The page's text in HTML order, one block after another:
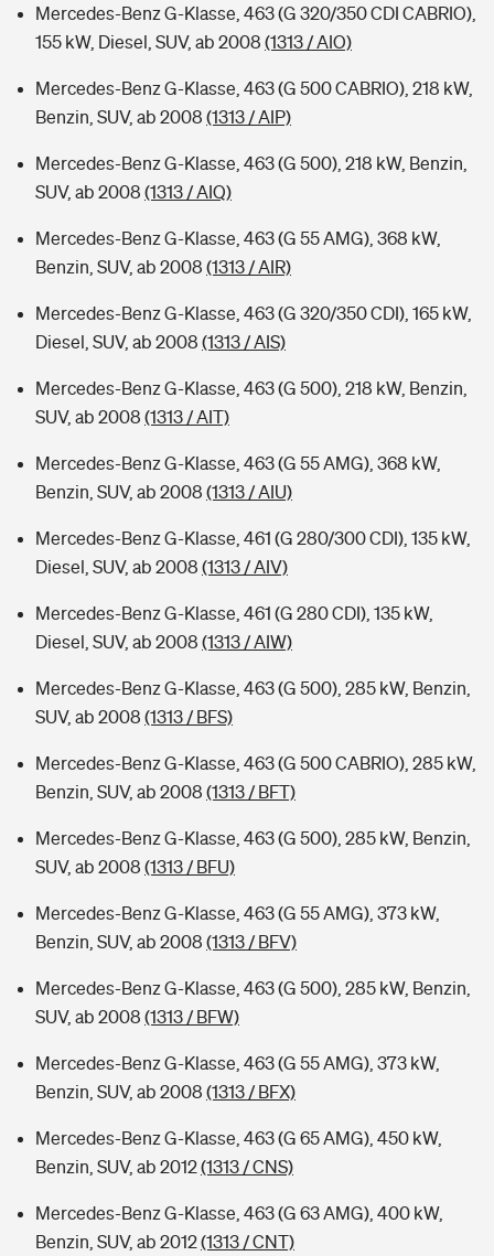
Mercedes-Benz G-Klasse, 463 (G 320/350 CDI CABRIO),
155 kW, Diesel, SUV, ab 2008 (1313 / AIO)
Mercedes-Benz G-Klasse, 463 (G 500 CABRIO), 218 kW,
Benzin, SUV, ab 2008 (1313 / AIP)
Mercedes-Benz G-Klasse, 463 (G 500), 218 kW, Benzin,
SUV, ab 2008 (1313 / AIQ)
Mercedes-Benz G-Klasse, 463 (G 55 AMG), 368 kW,
Benzin, SUV, ab 2008 (1313 / AIR)
Mercedes-Benz G-Klasse, 463 (G 320/350 CDI), 165 kW,
Diesel, SUV, ab 2008 (1313 / AIS)
Mercedes-Benz G-Klasse, 463 (G 500), 218 kW, Benzin,
SUV, ab 2008 (1313 / AIT)
Mercedes-Benz G-Klasse, 463 (G 55 AMG), 368 kW,
Benzin, SUV, ab 2008 (1313 / AIU)
Mercedes-Benz G-Klasse, 461 (G 280/300 CDI), 135 kW,
Diesel, SUV, ab 2008 (1313 / AIV)
Mercedes-Benz G-Klasse, 461 (G 280 CDI), 135 kW,
Diesel, SUV, ab 2008 (1313 / AIW)
Mercedes-Benz G-Klasse, 463 (G 500), 285 kW, Benzin,
SUV, ab 2008 (1313 / BFS)
Mercedes-Benz G-Klasse, 463 (G 500 CABRIO), 285 kW,
Benzin, SUV, ab 2008 (1313 / BFT)
Mercedes-Benz G-Klasse, 463 (G 500), 285 kW, Benzin,
SUV, ab 2008 (1313 / BFU)
Mercedes-Benz G-Klasse, 463 (G 55 AMG), 373 kW,
Benzin, SUV, ab 2008 (1313 / BFV)
Mercedes-Benz G-Klasse, 463 (G 500), 285 kW, Benzin,
SUV, ab 2008 (1313 / BFW)
Mercedes-Benz G-Klasse, 463 (G 55 AMG), 373 kW,
Benzin, SUV, ab 2008 (1313 / BFX)
Mercedes-Benz G-Klasse, 463 (G 65 AMG), 450 kW,
Benzin, SUV, ab 2012(1313 / CNS)
Mercedes-Benz G-Klasse, 463 (G 63 AMG), 400 kW,
Benzin, SUV, ab 2012(1313 / CNT)